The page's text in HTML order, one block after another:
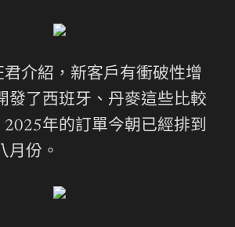
介紹，新客戶有衝破性增
發了西班牙、丹麥這些比較
2025年的訂單今朝已經排到
月份。